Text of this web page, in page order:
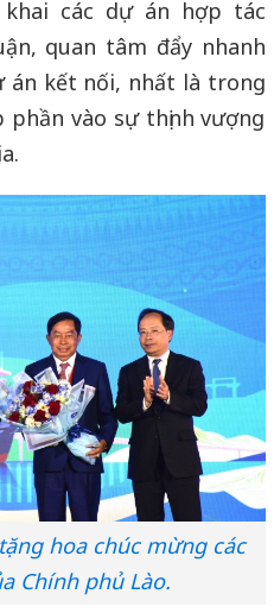
các dự án hợp tác
quan tâm đẩy nhanh
án kết nối, nhất là trong
vào sự thịnh vượng
hoa chúc mừng các
Chính phủ Lào.